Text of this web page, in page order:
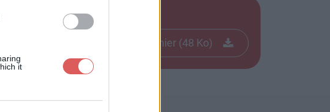
it
Télécharger le fichier (48 Ko)